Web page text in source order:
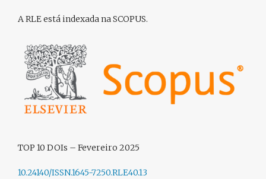
A RLE está indexada na SCOPUS.
TOP 10 DOIs – Fevereiro 2025
10.24140/ISSN.1645-7250.RLE40.13